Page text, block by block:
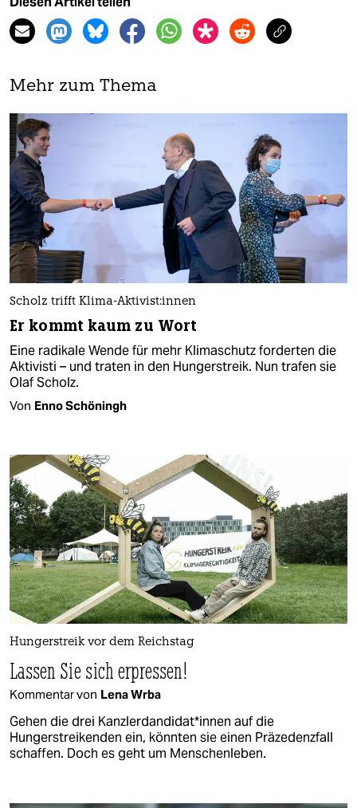
Mehr zum Thema
Scholz trifft Klima-Aktivist:innen
Er kommt kaum zu Wort
Eine radikale Wende für mehr Klimaschutz forderten die
Aktivisti – und traten in den Hungerstreik. Nun trafen sie
Olaf Scholz.
Von Enno Schöningh
Hungerstreik vor dem Reichstag
Lassen Sie sich erpressen!
Kommentar von Lena Wrba
Gehen die drei Kanz­ler­d­an­di­da­t*in­nen auf die
Hungerstreikenden ein, könnten sie einen Präzedenzfall
schaffen. Doch es geht um Menschenleben.